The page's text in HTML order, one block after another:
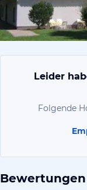
Leider
Folgende
Bewertungen